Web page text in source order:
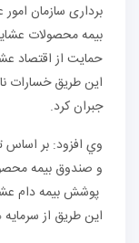
برداری سازمان
بيمه محصولات
حمایت از اقتصاد
این طریق خسارات
جبران کرد.
وي افزود: بر اساس
و صندوق بيمه
پوشش بيمه دام
اين طریق از